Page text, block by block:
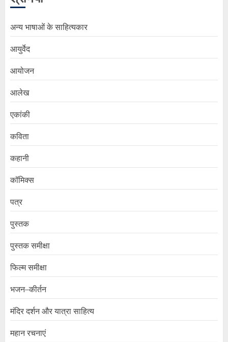
अन्य भाषाओं के साहित्यकार
आयुर्वेद
आयोजन
आलेख
एकांकी
कविता
कहानी
कॉमिक्स
पत्र
पुस्तक
पुस्तक समीक्षा
फिल्म समीक्षा
भजन–कीर्तन
मंदिर दर्शन और यात्रा साहित्य
महान रचनाएं